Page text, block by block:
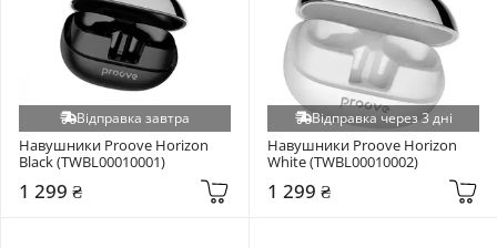
Відправка завтра
Навушники Proove Horizon
Black (TWBL00010001)
1 299 ₴
Відправка через 3 дні
Навушники Proove Horizon
White (TWBL00010002)
1 299 ₴